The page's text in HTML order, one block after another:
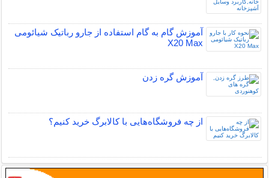
آموزش گام به گام استفاده از جارو رباتیک شیائومی
X20 Max
آموزش گره زدن
از چه فروشگاه‌هایی با کالابرگ خرید کنیم؟